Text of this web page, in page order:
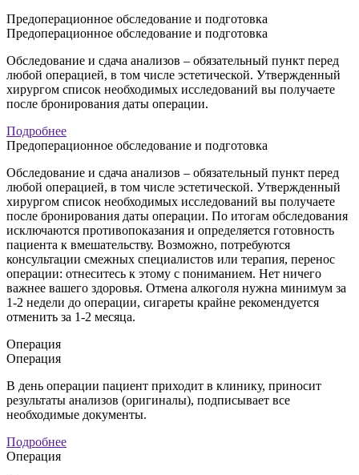
Предоперационное обследование и подготовка
Предоперационное обследование и подготовка
Обследование и сдача анализов – обязательный пункт перед
любой операцией, в том числе эстетической. Утвержденный
хирургом список необходимых исследований вы получаете
после бронирования даты операции.
Подробнее
Предоперационное обследование и подготовка
Обследование и сдача анализов – обязательный пункт перед
любой операцией, в том числе эстетической. Утвержденный
хирургом список необходимых исследований вы получаете
после бронирования даты операции. По итогам обследования
исключаются противопоказания и определяется готовность
пациента к вмешательству. Возможно, потребуются
консультации смежных специалистов или терапия, перенос
операции: отнеситесь к этому с пониманием. Нет ничего
важнее вашего здоровья. Отмена алкоголя нужна минимум за
1-2 недели до операции, сигареты крайне рекомендуется
отменить за 1-2 месяца.
Операция
Операция
В день операции пациент приходит в клинику, приносит
результаты анализов (оригиналы), подписывает все
необходимые документы.
Подробнее
Операция